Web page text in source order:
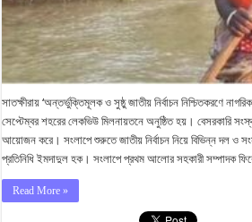
সাতক্ষীরায় ‘অন্তর্ভুক্তিমূলক ও সুষ্ঠু জাতীয় নির্বাচন নিশ্চিতকরণে
সেপ্টেম্বর শহরের লেকভিউ মিলনায়তনে অনুষ্ঠিত হয়। বেসরকারি
আয়োজন করে। সংলাপে শুরুতে জাতীয় নির্বাচন নিয়ে বিভিন্ন দল ও
প্রতিনিধি ইমদাদুল হক। সংলাপে প্রথম আলোর সহকারী সম্পাদক
Read More »